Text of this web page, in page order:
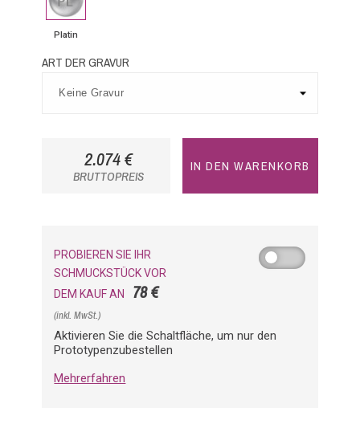
Platin
ART DER GRAVUR
2.074 €
BRUTTOPREIS
IN DEN WARENKORB
PROBIEREN SIE IHR
SCHMUCKSTÜCK VOR
DEM KAUF AN
78 €
(inkl. MwSt.)
Aktivieren Sie die Schaltfläche, um nur den
Prototypenzubestellen
Mehrerfahren